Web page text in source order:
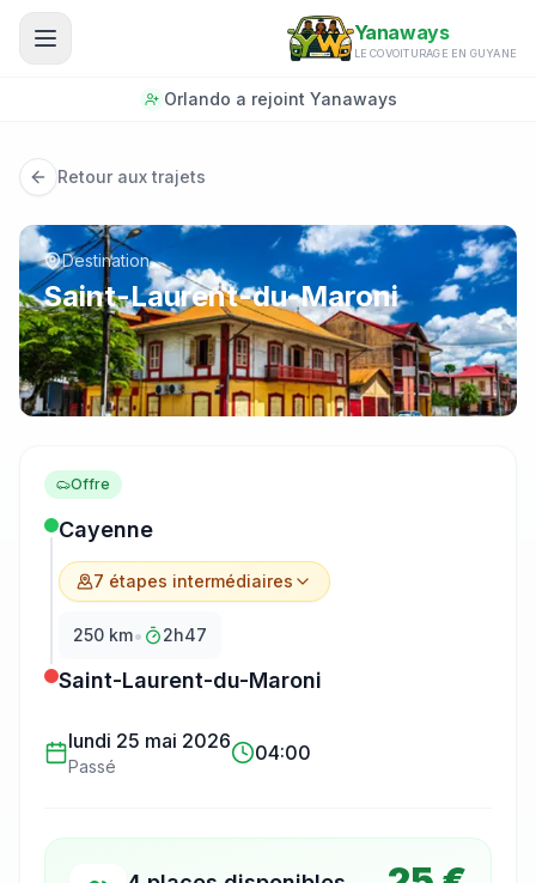
Aller au contenu principal
Yanaways
LE COVOITURAGE EN GUYANE
Orlando a rejoint Yanaways
Retour aux trajets
Destination
Saint-Laurent-du-Maroni
Offre
Cayenne
7 étapes intermédiaires
250 km• 2h47
Saint-Laurent-du-Maroni
lundi 25 mai 2026
Passé
04:00